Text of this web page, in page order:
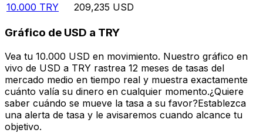
10.000 TRY 209,235 USD
Gráfico de USD a TRY
Vea tu 10.000 USD en movimiento. Nuestro gráfico en
vivo de USD a TRY rastrea 12 meses de tasas del
mercado medio en tiempo real y muestra exactamente
cuánto valía su dinero en cualquier momento.¿Quiere
saber cuándo se mueve la tasa a su favor?Establezca
una alerta de tasa y le avisaremos cuando alcance tu
objetivo.